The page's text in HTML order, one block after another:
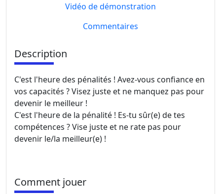
Vidéo de démonstration
Commentaires
Description
C'est l'heure des pénalités ! Avez-vous confiance en
vos capacités ? Visez juste et ne manquez pas pour
devenir le meilleur !
C'est l'heure de la pénalité ! Es-tu sûr(e) de tes
compétences ? Vise juste et ne rate pas pour
devenir le/la meilleur(e) !
Comment jouer